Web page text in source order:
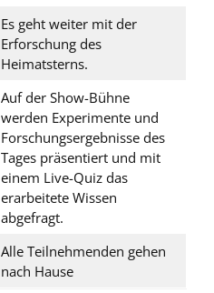
Es geht weiter mit der
Erforschung des
Heimatsterns.
Auf der Show-Bühne
werden Experimente und
Forschungsergebnisse des
Tages präsentiert und mit
einem Live-Quiz das
erarbeitete Wissen
abgefragt.
Alle Teilnehmenden gehen
nach Hause